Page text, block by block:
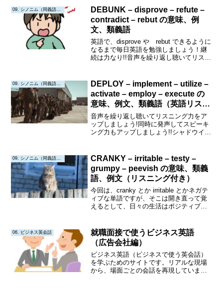
く、ADHD は、Attention d...
DEBUNK – disprove – refute –
contradict – rebut の意味、例
文、類義語
英語で、disprove や rebut できるように
なるまで毎日英語を勉強しましょう！継
続は力なり!!音声を繰り返し聴いてリスニ
ャドウイングにも挑戦してみましょ...
09. シノニム（同義語・類義語）
DEPLOY – implement – utilize –
activate – employ – execute の
意味、例文、類義語（英語リスニ
ング付き）
音声を繰り返し聴いてリスニング力をア
ップしましょう!同時に発声してスピーキ
ング力もアップしましょう!!シャドウイン
や任務のために配置することを指しま
す。品詞...
CRANKY – irritable – testy –
grumpy – peevish の意味、類義
語、例文（リスニング付き）
今回は、cranky とか irritable とかネガテ
ィブな単語ですが、そこは開き直って覚
えるとして、日々の生活はポジティブ
ーキング力もアップしましょう!!シャド...
06. ビジネス英会話
就職面接で使うビジネス英語
（広告会社編）
ビジネス英語（ビジネスで使う英会話）
を学ぶためのサイトです。リアルな現場
から、場面ごとの会話を再現していま